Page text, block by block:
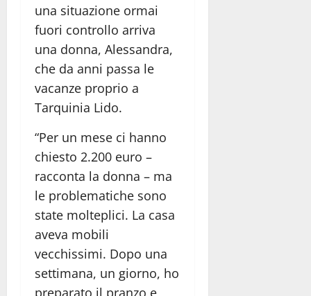
una situazione ormai
fuori controllo arriva
una donna, Alessandra,
che da anni passa le
vacanze proprio a
Tarquinia Lido.
“Per un mese ci hanno
chiesto 2.200 euro –
racconta la donna – ma
le problematiche sono
state molteplici. La casa
aveva mobili
vecchissimi. Dopo una
settimana, un giorno, ho
preparato il pranzo e